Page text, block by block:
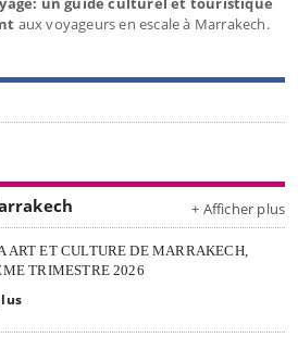
aux voyageurs en escale à Marrakech.
+ Afficher plus
ART ET CULTURE DE MARRAKECH,
TRIMESTRE 2026